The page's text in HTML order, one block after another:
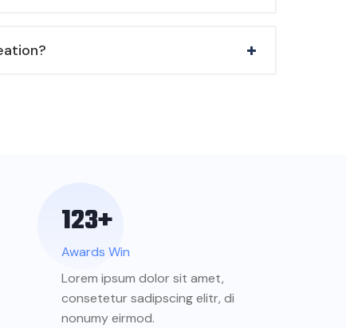
123+
Awards Win
Lorem ipsum dolor sit amet,
consetetur sadipscing elitr, di
nonumy eirmod.